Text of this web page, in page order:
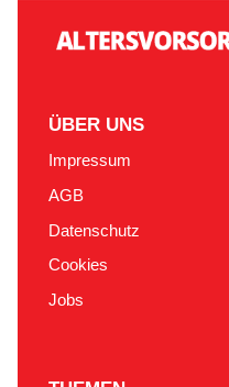
ÜBER UNS
Impressum
AGB
Datenschutz
Cookies
Jobs